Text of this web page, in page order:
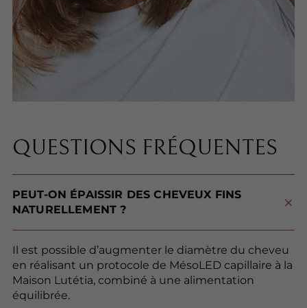
QUESTIONS FRÉQUENTES
PEUT-ON ÉPAISSIR DES CHEVEUX FINS
NATURELLEMENT ?
Il est possible d’augmenter le diamètre du cheveu
en réalisant un protocole de MésoLED capillaire à la
Maison Lutétia, combiné à une alimentation
équilibrée.